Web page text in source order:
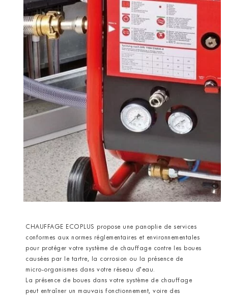
CHAUFFAGE ECOPLUS propose une panoplie de services
conformes aux normes réglementaires et environnementales
pour protéger votre système de chauffage contre les boues
causées par le tartre, la corrosion ou la présence de
micro-organismes dans votre réseau d’eau.
La présence de boues dans votre système de chauffage
peut entraîner un mauvais fonctionnement, voire des